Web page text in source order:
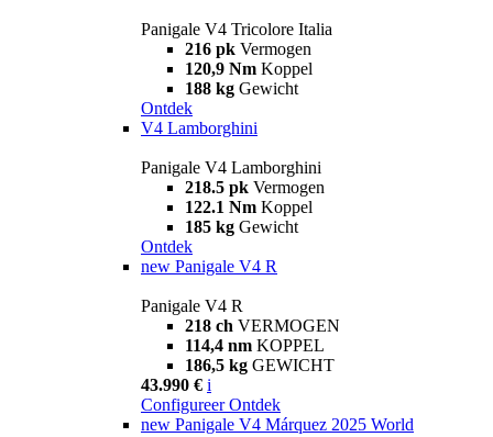
Panigale V4 Tricolore Italia
216 pk Vermogen
120,9 Nm Koppel
188 kg Gewicht
Ontdek
V4 Lamborghini
Panigale V4 Lamborghini
218.5 pk Vermogen
122.1 Nm Koppel
185 kg Gewicht
Ontdek
new Panigale V4 R
Panigale V4 R
218 ch VERMOGEN
114,4 nm KOPPEL
186,5 kg GEWICHT
43.990 € i
Configureer Ontdek
new Panigale V4 Márquez 2025 World